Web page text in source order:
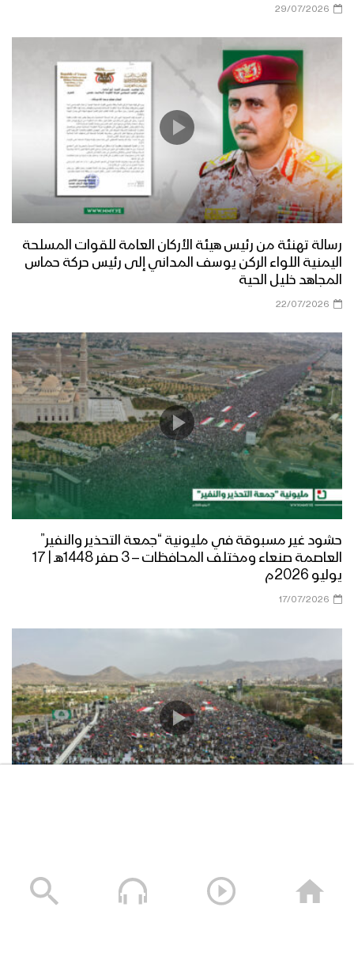
29/07/2026
رسالة تهنئة من رئيس هيئة الأركان العامة للقوات المسلحة
اليمنية اللواء الركن يوسف المداني إلى رئيس حركة حماس
المجاهد خليل الحية
22/07/2026
حشود غير مسبوقة في مليونية “جمعة التحذير والنفير”
العاصمة صنعاء ومختلف المحافظات – 3 صفر 1448هـ | 17
يوليو 2026م
17/07/2026
10/07/2026